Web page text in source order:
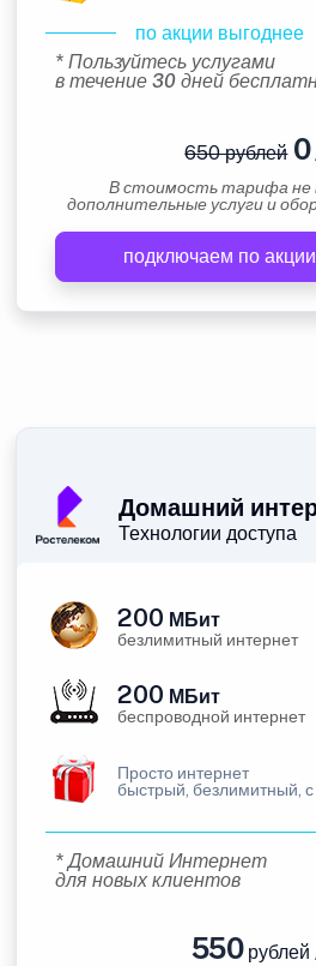
по акции выгоднее
* Пользуйтесь услугами
в течение 30 дней
650 рублей0
В стоимость тарифа не
дополнительные услуги и
подключаем по акции
Домашний
Технологии доступа
200 МБит
безлимитный интернет
200 МБит
беспроводной интернет
Просто интернет
быстрый, безлимитный,
* Домашний Интернет
для новых клиентов
550рублей